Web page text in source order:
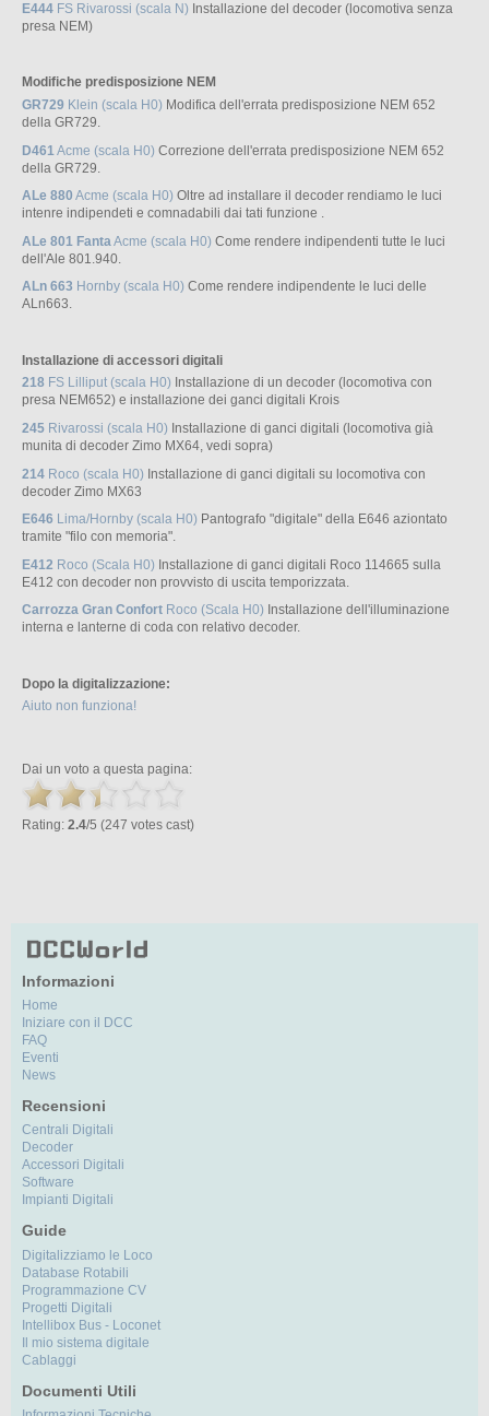
E444 FS Rivarossi (scala N) Installazione del decoder (locomotiva senza
presa NEM)
Modifiche predisposizione NEM
GR729 Klein (scala H0) Modifica dell'errata predisposizione NEM 652
della GR729.
D461 Acme (scala H0) Correzione dell'errata predisposizione NEM 652
della GR729.
ALe 880 Acme (scala H0) Oltre ad installare il decoder rendiamo le luci
intenre indipendeti e comnadabili dai tati funzione .
ALe 801 FantaAcme (scala H0) Come rendere indipendenti tutte le luci
dell'Ale 801.940.
ALn 663 Hornby (scala H0) Come rendere indipendente le luci delle
ALn663.
Installazione di accessori digitali
218 FS Lilliput (scala H0) Installazione di un decoder (locomotiva con
presa NEM652) e installazione dei ganci digitali Krois
245 Rivarossi (scala H0) Installazione di ganci digitali (locomotiva già
munita di decoder Zimo MX64, vedi sopra)
214 Roco (scala H0) Installazione di ganci digitali su locomotiva con
decoder Zimo MX63
E646 Lima/Hornby (scala H0) Pantografo "digitale" della E646 aziontato
tramite "filo con memoria".
E412 Roco (Scala H0) Installazione di ganci digitali Roco 114665 sulla
E412 con decoder non provvisto di uscita temporizzata.
Carrozza Gran Confort Roco (Scala H0) Installazione dell'illuminazione
interna e lanterne di coda con relativo decoder.
Dopo la digitalizzazione:
Aiuto non funziona!
Dai un voto a questa pagina:
Rating: 2.4/5 (247 votes cast)
Informazioni
Home
Iniziare con il DCC
FAQ
Eventi
News
Recensioni
Centrali Digitali
Decoder
Accessori Digitali
Software
Impianti Digitali
Guide
Digitalizziamo le Loco
Database Rotabili
Programmazione CV
Progetti Digitali
Intellibox Bus - Loconet
Il mio sistema digitale
Cablaggi
Documenti Utili